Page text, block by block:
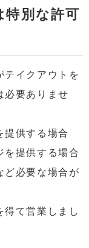
別な許可
テイクアウトを
必要ありませ
提供する場合
を提供する場合
ど必要な場合が
得て営業しまし